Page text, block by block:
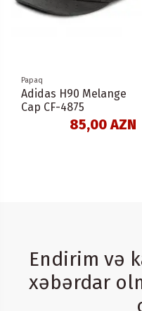
Papaq
Adidas H90 Melange
Cap CF-4875
85,00 AZN
Endirim və
xəbərdar